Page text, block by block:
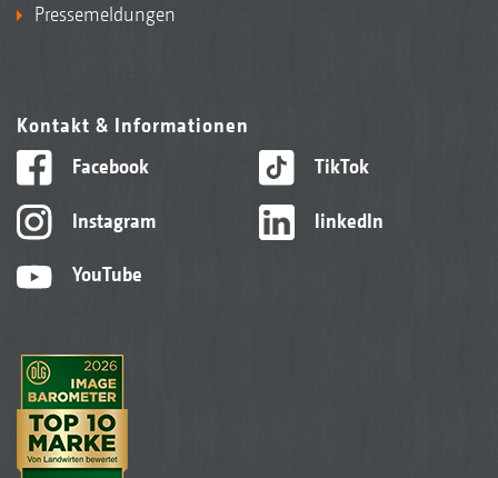
Pressemeldungen
Kontakt & Informationen
Facebook
Instagram
YouTube
TikTok
linkedIn